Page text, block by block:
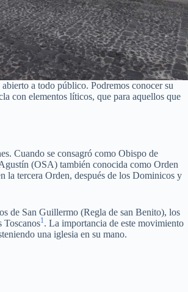
abierto a todo público. Podremos conocer su
con elementos líticos, que para aquellos que
Cuando se consagró como Obispo de
(OSA) también conocida como Orden
la tercera Orden, después de los Dominicos y
de San Guillermo (Regla de san Benito), los
Toscanos1. La importancia de este movimiento
una iglesia en su mano.